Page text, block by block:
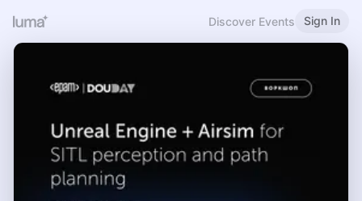
Discover Events Sign In